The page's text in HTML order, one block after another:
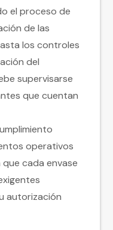
el proceso de
de las
los controles
del
supervisarse
que cuentan
operativos
cada envase
autorización